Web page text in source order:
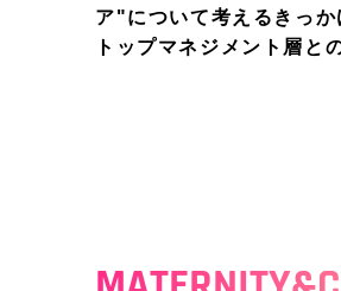
ア"について考えるきっか
トップマネジメント層と